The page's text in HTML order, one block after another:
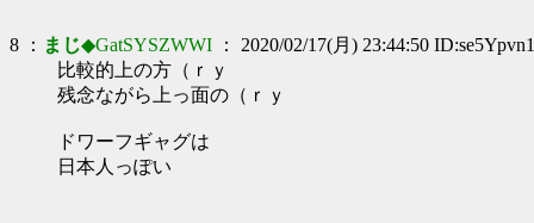
8 ： まじ◆GatSYSZWWI ： 2020/02/17(月) 23:44:50 ID:se5Ypvn1
比較的上の方（ｒｙ
残念ながら上っ面の（ｒｙ
ドワーフギャグは
日本人っぽい